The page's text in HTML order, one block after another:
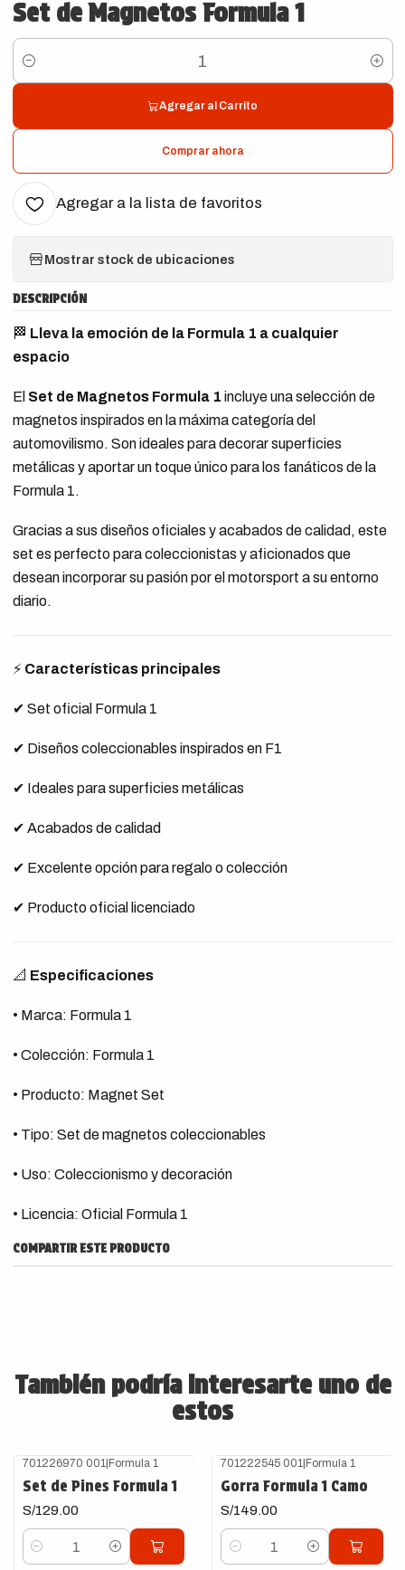
Set de Magnetos Formula 1
Cantidad
Agregar al Carrito
Comprar ahora
Agregar a la lista de favoritos
Mostrar stock de ubicaciones
DESCRIPCIÓN
🏁 Lleva la emoción de la Formula 1 a cualquier
espacio
El Set de Magnetos Formula 1 incluye una selección de
magnetos inspirados en la máxima categoría del
automovilismo. Son ideales para decorar superficies
metálicas y aportar un toque único para los fanáticos de la
Formula 1.
Gracias a sus diseños oficiales y acabados de calidad, este
set es perfecto para coleccionistas y aficionados que
desean incorporar su pasión por el motorsport a su entorno
diario.
⚡ Características principales
✔ Set oficial Formula 1
✔ Diseños coleccionables inspirados en F1
✔ Ideales para superficies metálicas
✔ Acabados de calidad
✔ Excelente opción para regalo o colección
✔ Producto oficial licenciado
📐 Especificaciones
• Marca: Formula 1
• Colección: Formula 1
• Producto: Magnet Set
• Tipo: Set de magnetos coleccionables
• Uso: Coleccionismo y decoración
• Licencia: Oficial Formula 1
COMPARTIR ESTE PRODUCTO
También podría interesarte uno de
estos
701226970 001 |Formula 1
Set de Pines Formula 1
S/129.00
Cantidad
701222545 001 |Formula 1
Gorra Formula 1 Camo
S/149.00
Cantidad